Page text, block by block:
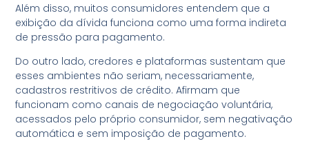
Além disso, muitos consumidores entendem que a
exibição da dívida funciona como uma forma indireta
de pressão para pagamento.
Do outro lado, credores e plataformas sustentam que
esses ambientes não seriam, necessariamente,
cadastros restritivos de crédito. Afirmam que
funcionam como canais de negociação voluntária,
acessados pelo próprio consumidor, sem negativação
automática e sem imposição de pagamento.